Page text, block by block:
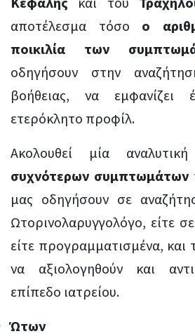
αποτέλεσμα τόσο ο
ποικιλία των
οδηγήσουν στην
βοήθειας, να εμφανίζει
ετερόκλητο προφίλ.
Ακολουθεί μία
συχνότερων συμπτωμάτων
μας οδηγήσουν σε
Ωτορινολαρυγγολόγο, είτε
είτε προγραμματισμένα,
να αξιολογηθούν και
επίπεδο ιατρείου.
Ώτων